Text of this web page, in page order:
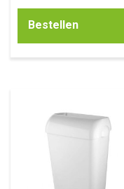
Bestellen